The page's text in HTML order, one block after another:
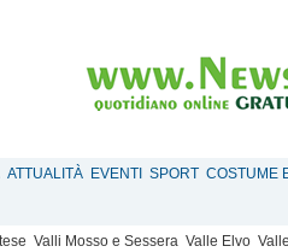
ATTUALITÀ EVENTI SPORT COSTUME
Valli Mosso e Sessera Valle Elvo